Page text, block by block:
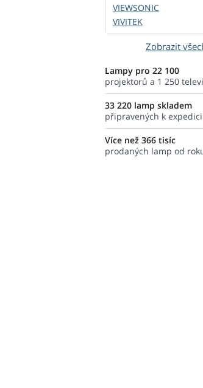
VIEWSONIC
VIVITEK
Zobrazit
Lampy pro 22 100
projektorů a 1 250
33 220 lamp skladem
připravených k expedici
Více než 366 tisíc
prodaných lamp od